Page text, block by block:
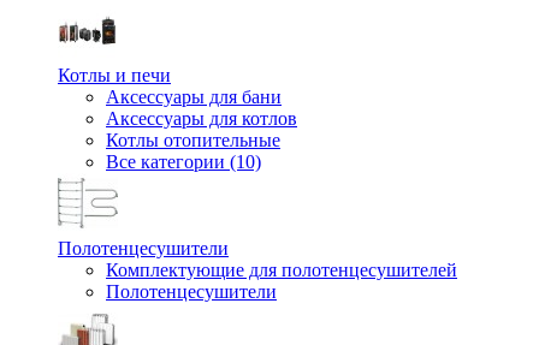
Котлы и печи
Аксессуары для бани
Аксессуары для котлов
Котлы отопительные
Все категории (10)
Полотенцесушители
Комплектующие для полотенцесушителей
Полотенцесушители